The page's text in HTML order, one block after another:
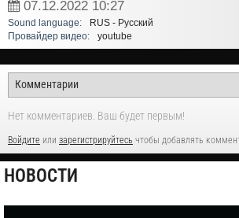
07.12.2022 10:27
Sound language:
RUS - Русский
Провайдер видео:
youtube
Нет комментариев. Ваш будет первым!
Войдите или зарегистрируйтесь чтобы добавлять
НОВОСТИ